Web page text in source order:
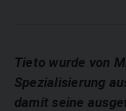
Tieto wurde von
Spezialisierung
damit seine